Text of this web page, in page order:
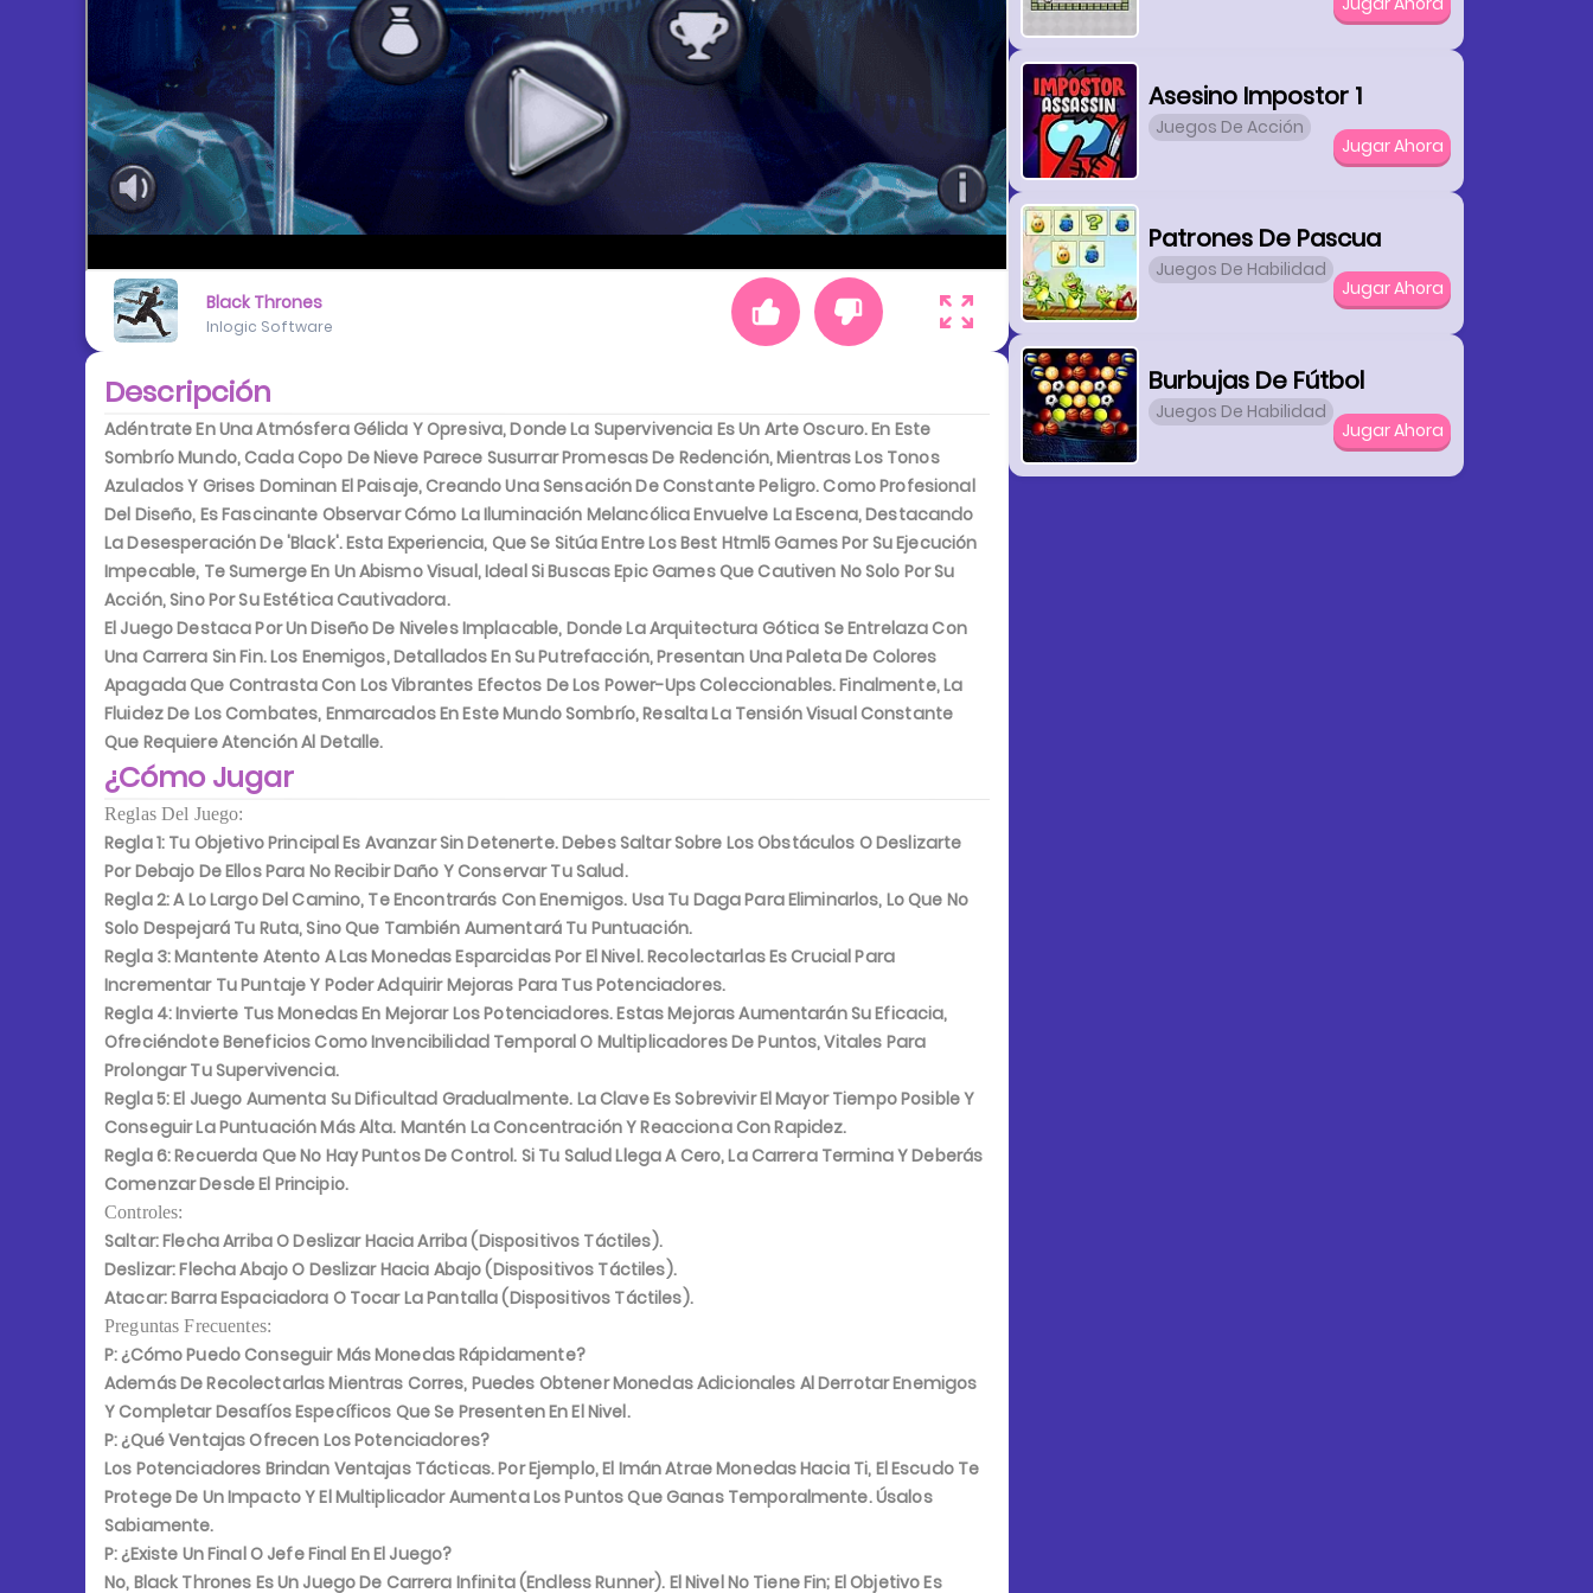
Black Thrones
Inlogic Software
Descripción
Adéntrate En Una Atmósfera Gélida Y Opresiva, Donde La Supervivencia Es Un Arte Oscuro. En Este
Sombrío Mundo, Cada Copo De Nieve Parece Susurrar Promesas De Redención, Mientras Los Tonos
Azulados Y Grises Dominan El Paisaje, Creando Una Sensación De Constante Peligro. Como Profesional
Del Diseño, Es Fascinante Observar Cómo La Iluminación Melancólica Envuelve La Escena, Destacando
La Desesperación De 'Black'. Esta Experiencia, Que Se Sitúa Entre Los Best Html5 Games Por Su Ejecución
Impecable, Te Sumerge En Un Abismo Visual, Ideal Si Buscas Epic Games Que Cautiven No Solo Por Su
Acción, Sino Por Su Estética Cautivadora.
El Juego Destaca Por Un Diseño De Niveles Implacable, Donde La Arquitectura Gótica Se Entrelaza Con
Una Carrera Sin Fin. Los Enemigos, Detallados En Su Putrefacción, Presentan Una Paleta De Colores
Apagada Que Contrasta Con Los Vibrantes Efectos De Los Power-Ups Coleccionables. Finalmente, La
Fluidez De Los Combates, Enmarcados En Este Mundo Sombrío, Resalta La Tensión Visual Constante
Que Requiere Atención Al Detalle.
¿Cómo Jugar
Reglas Del Juego:
Regla 1: Tu Objetivo Principal Es Avanzar Sin Detenerte. Debes Saltar Sobre Los Obstáculos O Deslizarte
Por Debajo De Ellos Para No Recibir Daño Y Conservar Tu Salud.
Regla 2:A Lo Largo Del Camino, Te Encontrarás Con Enemigos. Usa Tu Daga Para Eliminarlos, Lo Que No
Solo Despejará Tu Ruta, Sino Que También Aumentará Tu Puntuación.
Regla 3:Mantente Atento A Las Monedas Esparcidas Por El Nivel. Recolectarlas Es Crucial Para
Incrementar Tu Puntaje Y Poder Adquirir Mejoras Para Tus Potenciadores.
Regla 4:Invierte Tus Monedas En Mejorar Los Potenciadores. Estas Mejoras Aumentarán Su Eficacia,
Ofreciéndote Beneficios Como Invencibilidad Temporal O Multiplicadores De Puntos, Vitales Para
Prolongar Tu Supervivencia.
Regla 5:El Juego Aumenta Su Dificultad Gradualmente. La Clave Es Sobrevivir El Mayor Tiempo Posible Y
Conseguir La Puntuación Más Alta. Mantén La Concentración Y Reacciona Con Rapidez.
Regla 6:Recuerda Que No Hay Puntos De Control. Si Tu Salud Llega A Cero, La Carrera Termina Y Deberás
Comenzar Desde El Principio.
Controles:
Saltar:Flecha Arriba O Deslizar Hacia Arriba (dispositivos Táctiles).
Deslizar:Flecha Abajo O Deslizar Hacia Abajo (dispositivos Táctiles).
Atacar:Barra Espaciadora O Tocar La Pantalla (dispositivos Táctiles).
Preguntas Frecuentes:
P: ¿Cómo Puedo Conseguir Más Monedas Rápidamente?
Además De Recolectarlas Mientras Corres, Puedes Obtener Monedas Adicionales Al Derrotar Enemigos
Y Completar Desafíos Específicos Que Se Presenten En El Nivel.
P: ¿Qué Ventajas Ofrecen Los Potenciadores?
Los Potenciadores Brindan Ventajas Tácticas. Por Ejemplo, El Imán Atrae Monedas Hacia Ti, El Escudo Te
Protege De Un Impacto Y El Multiplicador Aumenta Los Puntos Que Ganas Temporalmente. Úsalos
Sabiamente.
P: ¿Existe Un Final O Jefe Final En El Juego?
No, Black Thrones Es Un Juego De Carrera Infinita (endless Runner). El Nivel No Tiene Fin; El Objetivo Es
Asesino Impostor 1
Juegos De Acción
Jugar Ahora
Patrones De Pascua
Juegos De Habilidad
Jugar Ahora
Burbujas De Fútbol
Juegos De Habilidad
Jugar Ahora